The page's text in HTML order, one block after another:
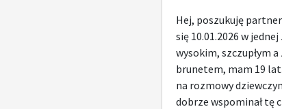
Hej, poszukuję
się 10.01.2026 w
wysokim, szczupłym
brunetem, mam 19
na rozmowy
dobrze wspominał tę